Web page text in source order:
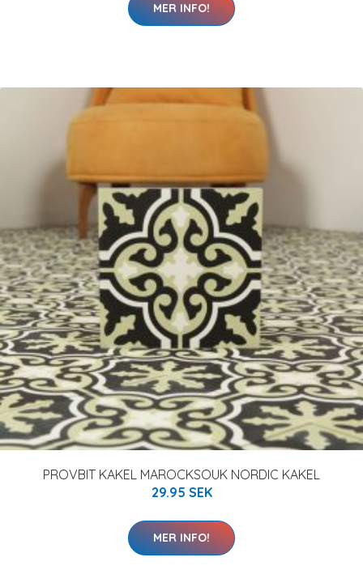
MER INFO!
PROVBIT KAKEL MAROCKSOUK NORDIC KAKEL
29.95 SEK
MER INFO!